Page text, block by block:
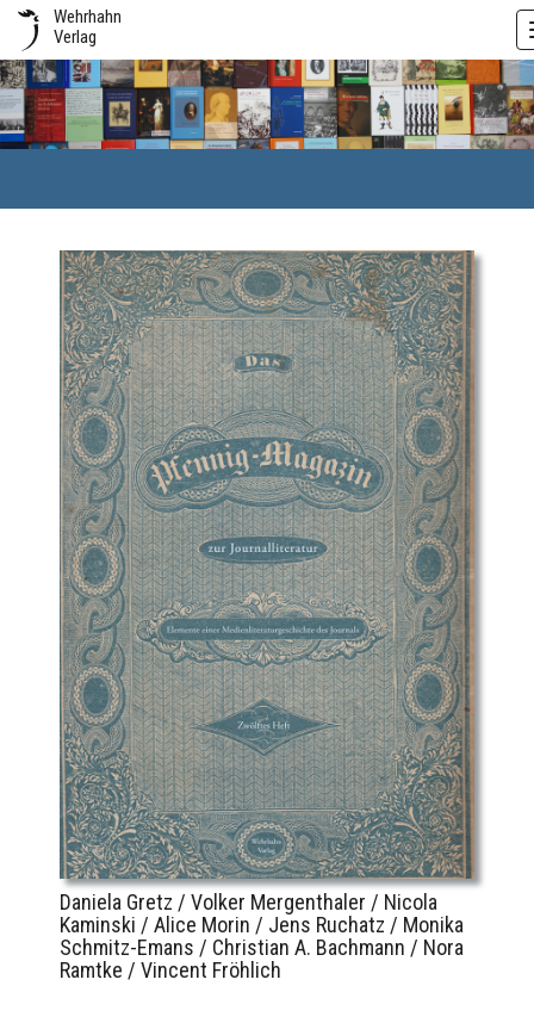
Wehrhahn
Verlag
Daniela Gretz / Volker Mergenthaler / Nicola
Kaminski / Alice Morin / Jens Ruchatz / Monika
Schmitz-Emans / Christian A. Bachmann / Nora
Ramtke / Vincent Fröhlich